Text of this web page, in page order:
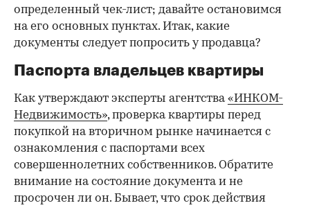
определенный чек-лист; давайте остановимся
на его основных пунктах. Итак, какие
документы следует попросить у продавца?
Паспорта владельцев квартиры
Как утверждают эксперты агентства«ИНКОМ-
Недвижимость», проверка квартиры перед
покупкой на вторичном рынке начинается с
ознакомления с паспортами всех
совершеннолетних собственников. Обратите
внимание на состояние документа и не
просрочен ли он. Бывает, что срок действия